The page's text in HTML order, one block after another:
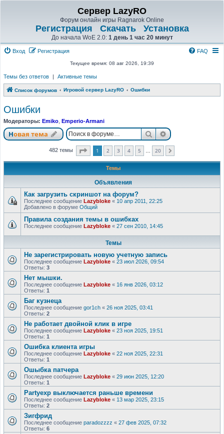
Сервер LazyRO
Форум онлайн игры Ragnarok Online
Регистрация Скачать Установка
До начала WoE 2.0: 1 день 1 час 20 минут
Вход Регистрация FAQ
Текущее время: 08 авг 2026, 19:39
Темы без ответов | Активные темы
Список форумов Игровой сервер LazyRO Ошибки
Ошибки
Модераторы: Emiko Emperio-Armani
Новая тема ПоискРасширенный
482 темы Страница из
1 2 3 4 5 20
Темы
Объявления
Как загрузить скриншот на форум?
Последнее сообщение Lazybloke « 10 апр 2011, 22:25
Добавлено в форуме Общий
Правила создания темы в ошибках
Последнее сообщение Lazybloke « 27 сен 2010, 14:45
Темы
Не зарегистрировать новую учетную запись
Последнее сообщение Lazybloke « 23 июл 2026, 09:54
Ответы: 3
Нет мышки.
Последнее сообщение Lazybloke « 16 янв 2026, 03:12
Ответы: 1
Баг кузнеца
Последнее сообщение gor1ch « 26 ноя 2025, 03:41
Ответы: 2
Не работает двойной клик в игре
Последнее сообщение Lazybloke « 23 ноя 2025, 19:51
Ответы: 1
Ошибка клиента игры
Последнее сообщение Lazybloke « 22 ноя 2025, 22:31
Ответы: 1
Ошыбка патчера
Последнее сообщение Lazybloke « 29 июн 2025, 12:20
Ответы: 1
Partyexp выключается раньше времени
Последнее сообщение Lazybloke « 13 мар 2025, 23:15
Ответы: 2
Зигфрид
Последнее сообщение paradozzzz « 27 фев 2025, 07:32
Ответы: 6